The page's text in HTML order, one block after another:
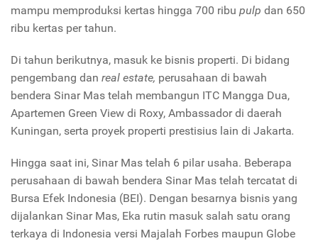
mampu memproduksi kertas hingga 700 ribu pulp dan 650
ribu kertas per tahun.
Di tahun berikutnya, masuk ke bisnis properti. Di bidang
pengembang dan real estate, perusahaan di bawah
bendera Sinar Mas telah membangun ITC Mangga Dua,
Apartemen Green View di Roxy, Ambassador di daerah
Kuningan, serta proyek properti prestisius lain di Jakarta.
Hingga saat ini, Sinar Mas telah 6 pilar usaha. Beberapa
perusahaan di bawah bendera Sinar Mas telah tercatat di
Bursa Efek Indonesia (BEI). Dengan besarnya bisnis yang
dijalankan Sinar Mas, Eka rutin masuk salah satu orang
terkaya di Indonesia versi Majalah Forbes maupun Globe